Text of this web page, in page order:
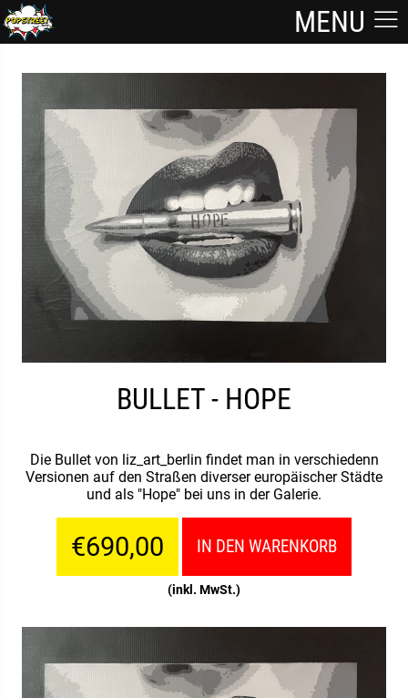
MENU
BULLET - HOPE
Die Bullet von liz_art_berlin findet man in verschiedenn
Versionen auf den Straßen diverser europäischer Städte
und als "Hope" bei uns in der Galerie.
€690,00 IN DEN WARENKORB
(inkl. MwSt.)